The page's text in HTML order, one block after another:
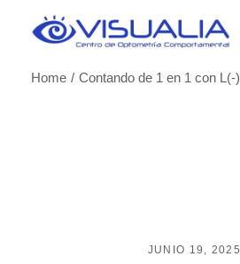
Home
Contando de 1 en 1 con L(-)
JUNIO 19, 2025